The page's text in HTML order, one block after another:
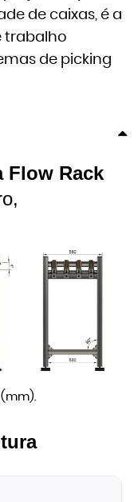
de caixas, é a
trabalho
de picking
Flow Rack